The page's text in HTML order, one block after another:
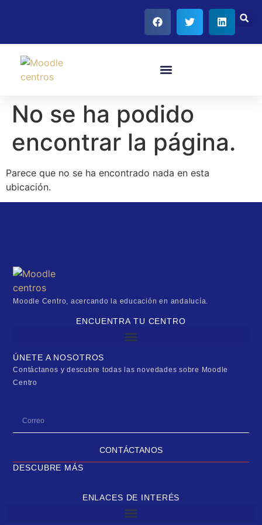
No se ha podido
encontrar la página.
Parece que no se ha encontrado nada en esta
ubicación.
Moodle Centro, acercando la educación en andalucía.
ENCUENTRA TU CENTRO
ÚNETE A NOSOTROS
Contáctanos y descubre todas las novedades sobre Moodle
Centro
CONTÁCTANOS
DESCUBRE MÁS
ENLACES DE INTERÉS